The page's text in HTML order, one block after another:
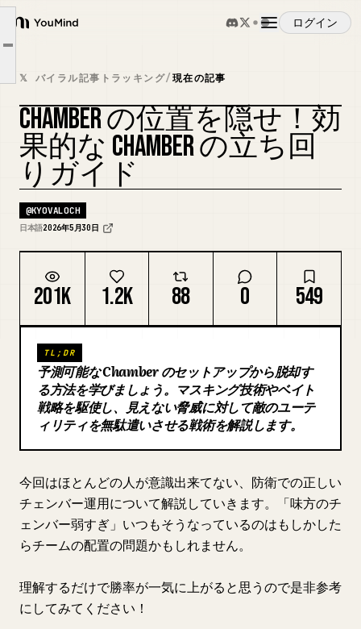
YouMind
ログイン
概要
ユースケース
スキル
プロンプト
ダウンロード
ブログ
更新情報
一般的なチェンバー運用
𝕏 バイラル記事トラッキング/現在の記事
CHAMBER の位置を隠せ！効
果的な CHAMBER の立ち回
りガイド
@KYOVALOCH
日本語2026年5月30日
201K 1.2K 88 0 549
TL;DR
予測可能な Chamber のセットアップから脱却す
る方法を学びましょう。マスキング技術やベイト
戦略を駆使し、見えない脅威に対して敵のユーテ
ィリティを無駄遣いさせる戦術を解説します。
今回はほとんどの人が意識出来てない、防衛での正しい
チェンバー運用について解説していきます。「味方のチ
ェンバー弱すぎ」いつもそうなっているのはもしかした
らチームの配置の問題かもしれません。
理解するだけで勝率が一気に上がると思うので是非参考
にしてみてください！